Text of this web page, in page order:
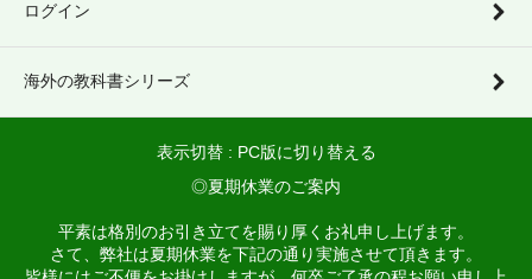
ログイン
海外の教科書シリーズ
表示切替 : PC版に切り替える
◎夏期休業のご案内
平素は格別のお引き立てを賜り厚くお礼申し上げます。
さて、弊社は夏期休業を下記の通り実施させて頂きます。